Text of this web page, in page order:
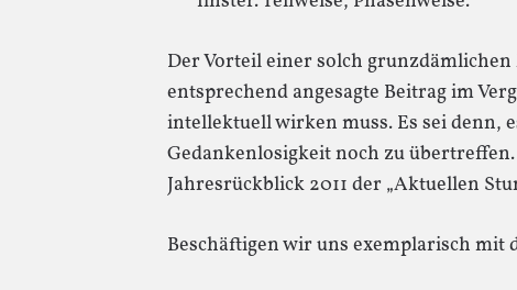
Der Vorteil einer solch
entsprechend angesagte Beitrag im
intellektuell wirken muss. Es sei denn,
Gedankenlosigkeit noch zu
Jahresrückblick 2011 der „Aktuellen
Beschäftigen wir uns exemplarisch mit